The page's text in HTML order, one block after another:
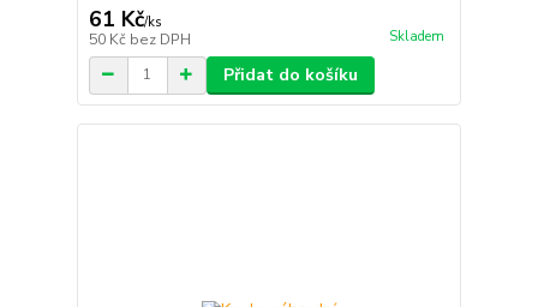
61 Kč/ks
50 Kč bez DPH Skladem
Přidat do košíku